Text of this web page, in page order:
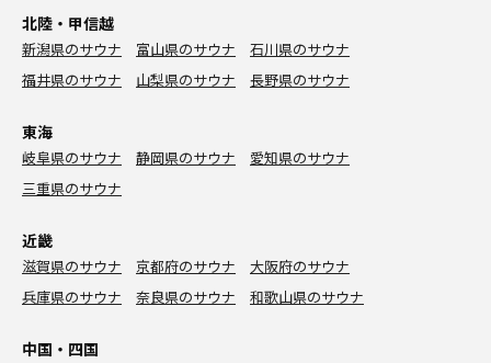
北陸・甲信越
新潟県のサウナ 富山県のサウナ
石川県のサウナ
福井県のサウナ
山梨県のサウナ 長野県のサウナ
東海
岐阜県のサウナ 静岡県のサウナ
愛知県のサウナ
三重県のサウナ
近畿
滋賀県のサウナ 京都府のサウナ
大阪府のサウナ
兵庫県のサウナ
奈良県のサウナ 和歌山県のサウナ
中国・四国